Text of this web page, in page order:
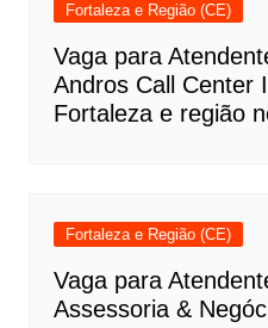
Fortaleza e Região (CE)
Vaga para
Andros Call Center
Fortaleza e região
Fortaleza e Região (CE)
Vaga para
Assessoria &